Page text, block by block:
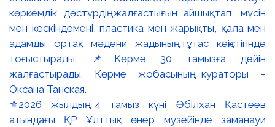
⚜️2026 жылдың 4 тамыз күні Әбілхан Қастеев
атындағы ҚР Ұлттық өнер музейінде заманауи